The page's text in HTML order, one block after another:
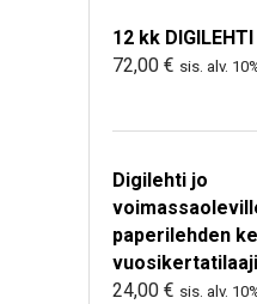
12 kk DIGILEHTI
72,00 € sis. alv.
Digilehti jo
paperilehden
24,00 € sis. alv.